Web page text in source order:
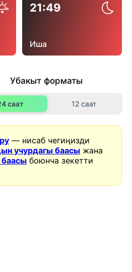
21:49
Иша
Убакыт форматы
саат 12 саат
— нисаб чегиңизди
учурдагы баасы жана
боюнча зекетти